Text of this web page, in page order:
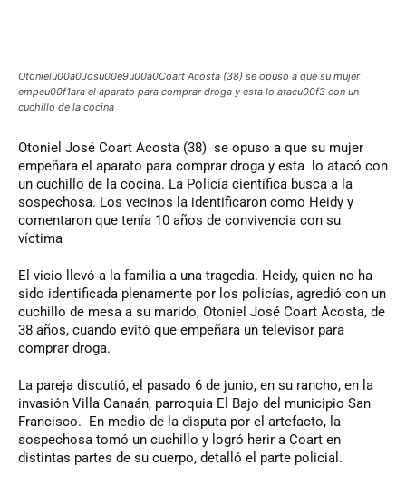
Otonielu00a0Josu00e9u00a0Coart Acosta (38) se opuso a que su mujer
empeu00f1ara el aparato para comprar droga y esta lo atacu00f3 con un
cuchillo de la cocina
Otoniel José Coart Acosta (38) se opuso a que su mujer
empeñara el aparato para comprar droga y esta lo atacó con
un cuchillo de la cocina. La Policía científica busca a la
sospechosa. Los vecinos la identificaron como Heidy y
comentaron que tenía 10 años de convivencia con su
víctima
El vicio llevó a la familia a una tragedia. Heidy, quien no ha
sido identificada plenamente por los policías, agredió con un
cuchillo de mesa a su marido, Otoniel José Coart Acosta, de
38 años, cuando evitó que empeñara un televisor para
comprar droga.
La pareja discutió, el pasado 6 de junio, en su rancho, en la
invasión Villa Canaán, parroquia El Bajo del municipio San
Francisco. En medio de la disputa por el artefacto, la
sospechosa tomó un cuchillo y logró herir a Coart en
distintas partes de su cuerpo, detalló el parte policial.